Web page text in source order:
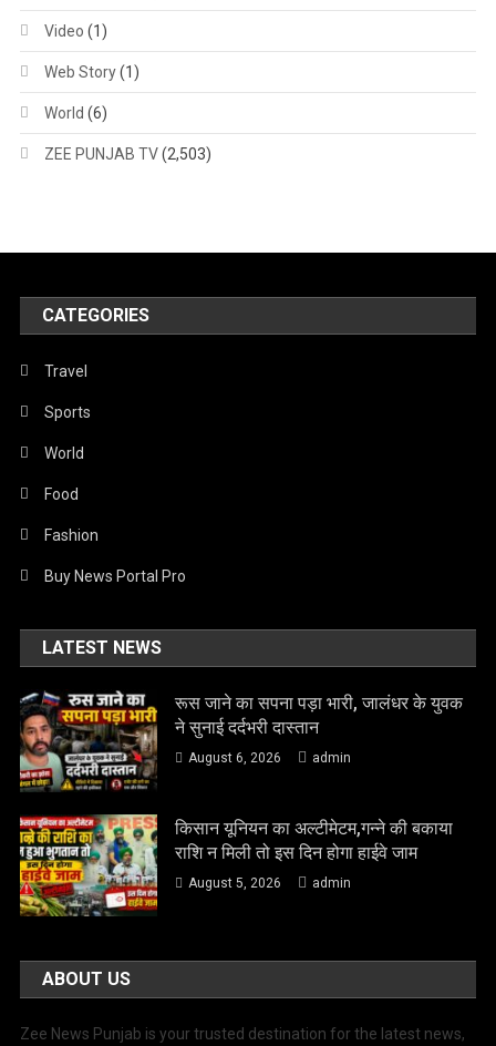
Video (1)
Web Story(1)
World (6)
ZEE PUNJAB TV(2,503)
CATEGORIES
Travel
Sports
World
Food
Fashion
Buy News Portal Pro
LATEST NEWS
रूस जाने का सपना पड़ा भारी, जालंधर के युवक
ने सुनाई दर्दभरी दास्तान
August 6, 2026 admin
किसान यूनियन का अल्टीमेटम,गन्ने की बकाया
राशि न मिली तो इस दिन होगा हाईवे जाम
August 5, 2026 admin
ABOUT US
Zee News Punjab is your trusted destination for the latest news,